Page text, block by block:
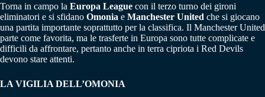
Torna in campo la Europa League con il terzo turno dei gironi
eliminatori e si sfidano Omonia e Manchester United che si giocano
una partita importante soprattutto per la classifica. Il Manchester United
parte come favorita, ma le trasferte in Europa sono tutte complicate e
difficili da affrontare, pertanto anche in terra cipriota i Red Devils
devono stare attenti.
LA VIGILIA DELL’OMONIA